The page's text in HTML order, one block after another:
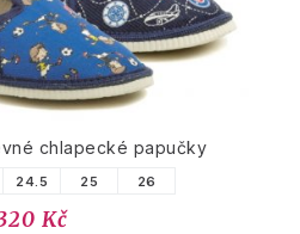
chlapecké papučky
24.5 25 26
Kč